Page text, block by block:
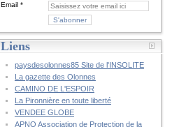
Email
Liens
paysdesolonnes85 Site de l'INSOLITE
La gazette des Olonnes
CAMINO DE L'ESPOIR
La Pironnière en toute liberté
VENDEE GLOBE
APNO Association de Protection de la